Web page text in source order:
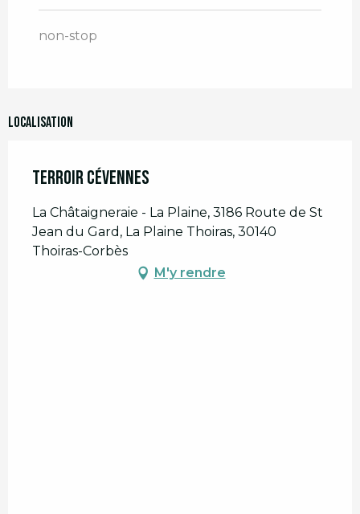
non-stop
Localisation
Terroir Cévennes
La Châtaigneraie - La Plaine, 3186 Route de St
Jean du Gard, La Plaine Thoiras, 30140
Thoiras-Corbès
M'y rendre